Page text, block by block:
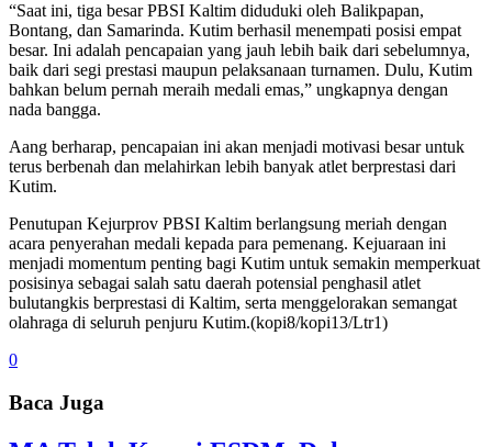
“Saat ini, tiga besar PBSI Kaltim diduduki oleh Balikpapan,
Bontang, dan Samarinda. Kutim berhasil menempati posisi empat
besar. Ini adalah pencapaian yang jauh lebih baik dari sebelumnya,
baik dari segi prestasi maupun pelaksanaan turnamen. Dulu, Kutim
bahkan belum pernah meraih medali emas,” ungkapnya dengan
nada bangga.
Aang berharap, pencapaian ini akan menjadi motivasi besar untuk
terus berbenah dan melahirkan lebih banyak atlet berprestasi dari
Kutim.
Penutupan Kejurprov PBSI Kaltim berlangsung meriah dengan
acara penyerahan medali kepada para pemenang. Kejuaraan ini
menjadi momentum penting bagi Kutim untuk semakin memperkuat
posisinya sebagai salah satu daerah potensial penghasil atlet
bulutangkis berprestasi di Kaltim, serta menggelorakan semangat
olahraga di seluruh penjuru Kutim.(kopi8/kopi13/Ltr1)
0
Baca Juga